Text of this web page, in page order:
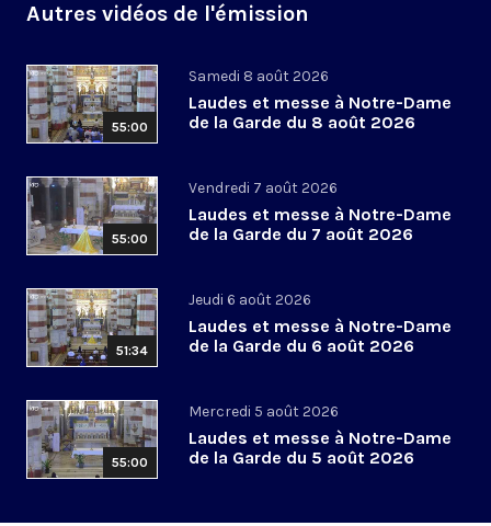
Autres vidéos de l'émission
55:00
Samedi 8 août 2026
Laudes et messe à Notre-Dame
de la Garde du 8 août 2026
55:00
Vendredi 7 août 2026
Laudes et messe à Notre-Dame
de la Garde du 7 août 2026
51:34
Jeudi 6 août 2026
Laudes et messe à Notre-Dame
de la Garde du 6 août 2026
55:00
Mercredi 5 août 2026
Laudes et messe à Notre-Dame
de la Garde du 5 août 2026